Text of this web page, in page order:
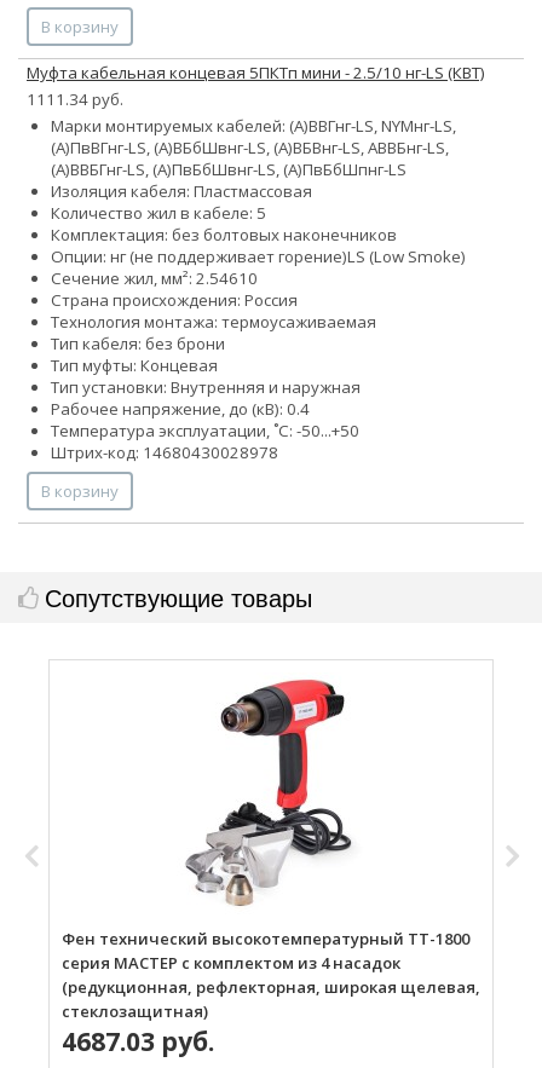
В корзину
Муфта кабельная концевая 5ПКТп мини - 2.5/10 нг-LS (КВТ)
1111.34 руб.
Марки монтируемых кабелей: (А)ВВГнг-LS, NYMнг-LS,
(А)ПвВГнг-LS, (А)ВБбШвнг-LS, (А)ВБВнг-LS, АВВБнг-LS,
(А)ВВБГнг-LS, (А)ПвБбШвнг-LS, (А)ПвБбШпнг-LS
Изоляция кабеля: Пластмассовая
Количество жил в кабеле: 5
Комплектация: без болтовых наконечников
Опции: нг (не поддерживает горение)LS (Low Smoke)
Сечение жил, мм²: 2.54610
Страна происхождения: Россия
Технология монтажа: термоусаживаемая
Тип кабеля: без брони
Тип муфты: Концевая
Тип установки: Внутренняя и наружная
Рабочее напряжение, до (кВ): 0.4
Температура эксплуатации, ˚С: -50...+50
Штрих-код: 14680430028978
В корзину
Сопутствующие товары
Фен технический высокотемпературный ТТ-1800
серия МАСТЕР с комплектом из 4 насадок
(редукционная, рефлекторная, широкая щелевая,
стеклозащитная)
4687.03 руб.